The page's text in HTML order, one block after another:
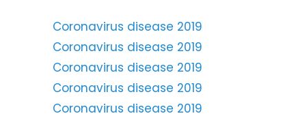
Coronavirus disease 2019
Coronavirus disease 2019
Coronavirus disease 2019
Coronavirus disease 2019
Coronavirus disease 2019